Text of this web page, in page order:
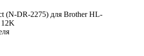
(N-DR-2275) для Brother HL-
12K